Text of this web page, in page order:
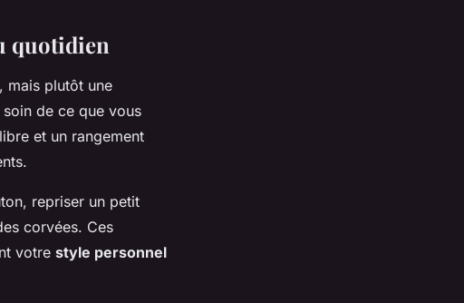
quotidien
mais plutôt une
de ce que vous
et un rangement
repriser un petit
corvées. Ces
votre style personnel